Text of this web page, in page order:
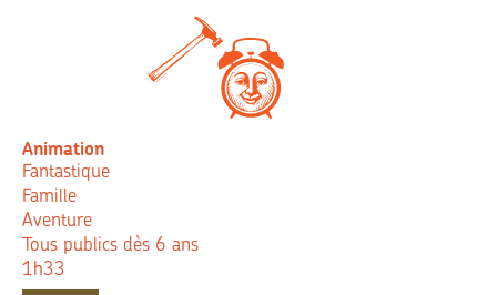
Animation
Fantastique
Famille
Aventure
Tous publics dès 6 ans
1h33